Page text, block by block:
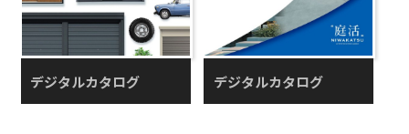
デジタルカタログ デジタルカタログ